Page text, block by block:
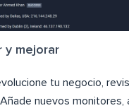
y mejorar
tu negocio,
nuevos monitores,